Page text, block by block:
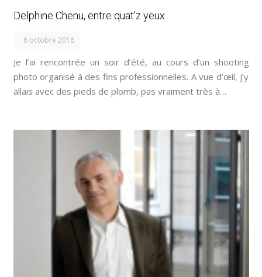
Delphine Chenu, entre quat’z yeux
6 octobre 2016
Je l’ai rencontrée un soir d’été, au cours d’un shooting
photo organisé à des fins professionnelles. A vue d’œil, j’y
allais avec des pieds de plomb, pas vraiment très à…